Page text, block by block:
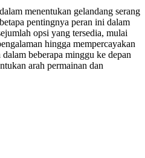
menentukan gelandang serang
pentingnya peran ini dalam
opsi yang tersedia, mulai
hingga mempercayakan
beberapa minggu ke depan
arah permainan dan